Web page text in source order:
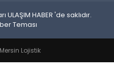
HABER 'de saklıdır.
Teması
Lojistik